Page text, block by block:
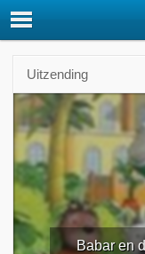
Uitzending
Babar en